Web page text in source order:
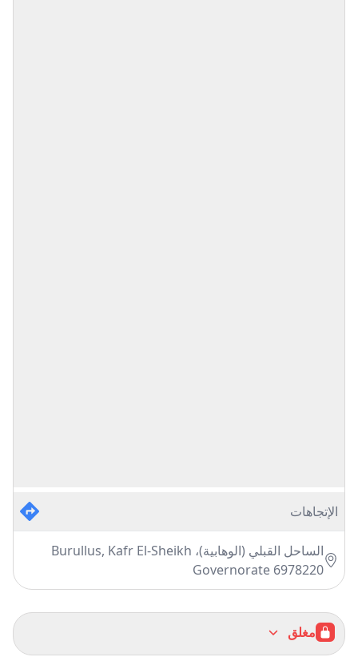
الإتجاهات
الساحل القبلي (الوهابية)، Burullus, Kafr El-Sheikh
Governorate 6978220
مغلق